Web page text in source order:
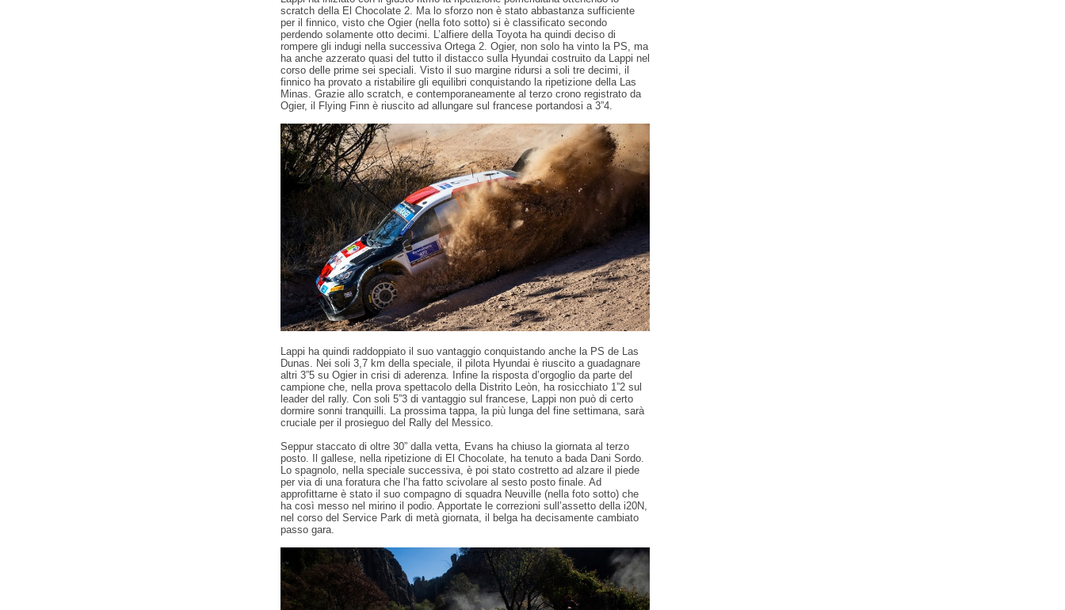
scratch della El Chocolate 2. Ma lo sforzo non è stato abbastanza sufficiente
per il finnico, visto che Ogier (nella foto sotto) si è classificato secondo
perdendo solamente otto decimi. L’alfiere della Toyota ha quindi deciso di
rompere gli indugi nella successiva Ortega 2. Ogier, non solo ha vinto la PS, ma
ha anche azzerato quasi del tutto il distacco sulla Hyundai costruito da Lappi nel
corso delle prime sei speciali. Visto il suo margine ridursi a soli tre decimi, il
finnico ha provato a ristabilire gli equilibri conquistando la ripetizione della Las
Minas. Grazie allo scratch, e contemporaneamente al terzo crono registrato da
Ogier, il Flying Finn è riuscito ad allungare sul francese portandosi a 3”4.
Lappi ha quindi raddoppiato il suo vantaggio conquistando anche la PS de Las
Dunas. Nei soli 3,7 km della speciale, il pilota Hyundai è riuscito a guadagnare
altri 3”5 su Ogier in crisi di aderenza. Infine la risposta d’orgoglio da parte del
campione che, nella prova spettacolo della Distrito Leòn, ha rosicchiato 1”2 sul
leader del rally. Con soli 5”3 di vantaggio sul francese, Lappi non può di certo
dormire sonni tranquilli. La prossima tappa, la più lunga del fine settimana, sarà
cruciale per il prosieguo del Rally del Messico.
Seppur staccato di oltre 30” dalla vetta, Evans ha chiuso la giornata al terzo
posto. Il gallese, nella ripetizione di El Chocolate, ha tenuto a bada Dani Sordo.
Lo spagnolo, nella speciale successiva, è poi stato costretto ad alzare il piede
per via di una foratura che l’ha fatto scivolare al sesto posto finale. Ad
approfittarne è stato il suo compagno di squadra Neuville (nella foto sotto) che
ha così messo nel mirino il podio. Apportate le correzioni sull’assetto della i20N,
nel corso del Service Park di metà giornata, il belga ha decisamente cambiato
passo gara.